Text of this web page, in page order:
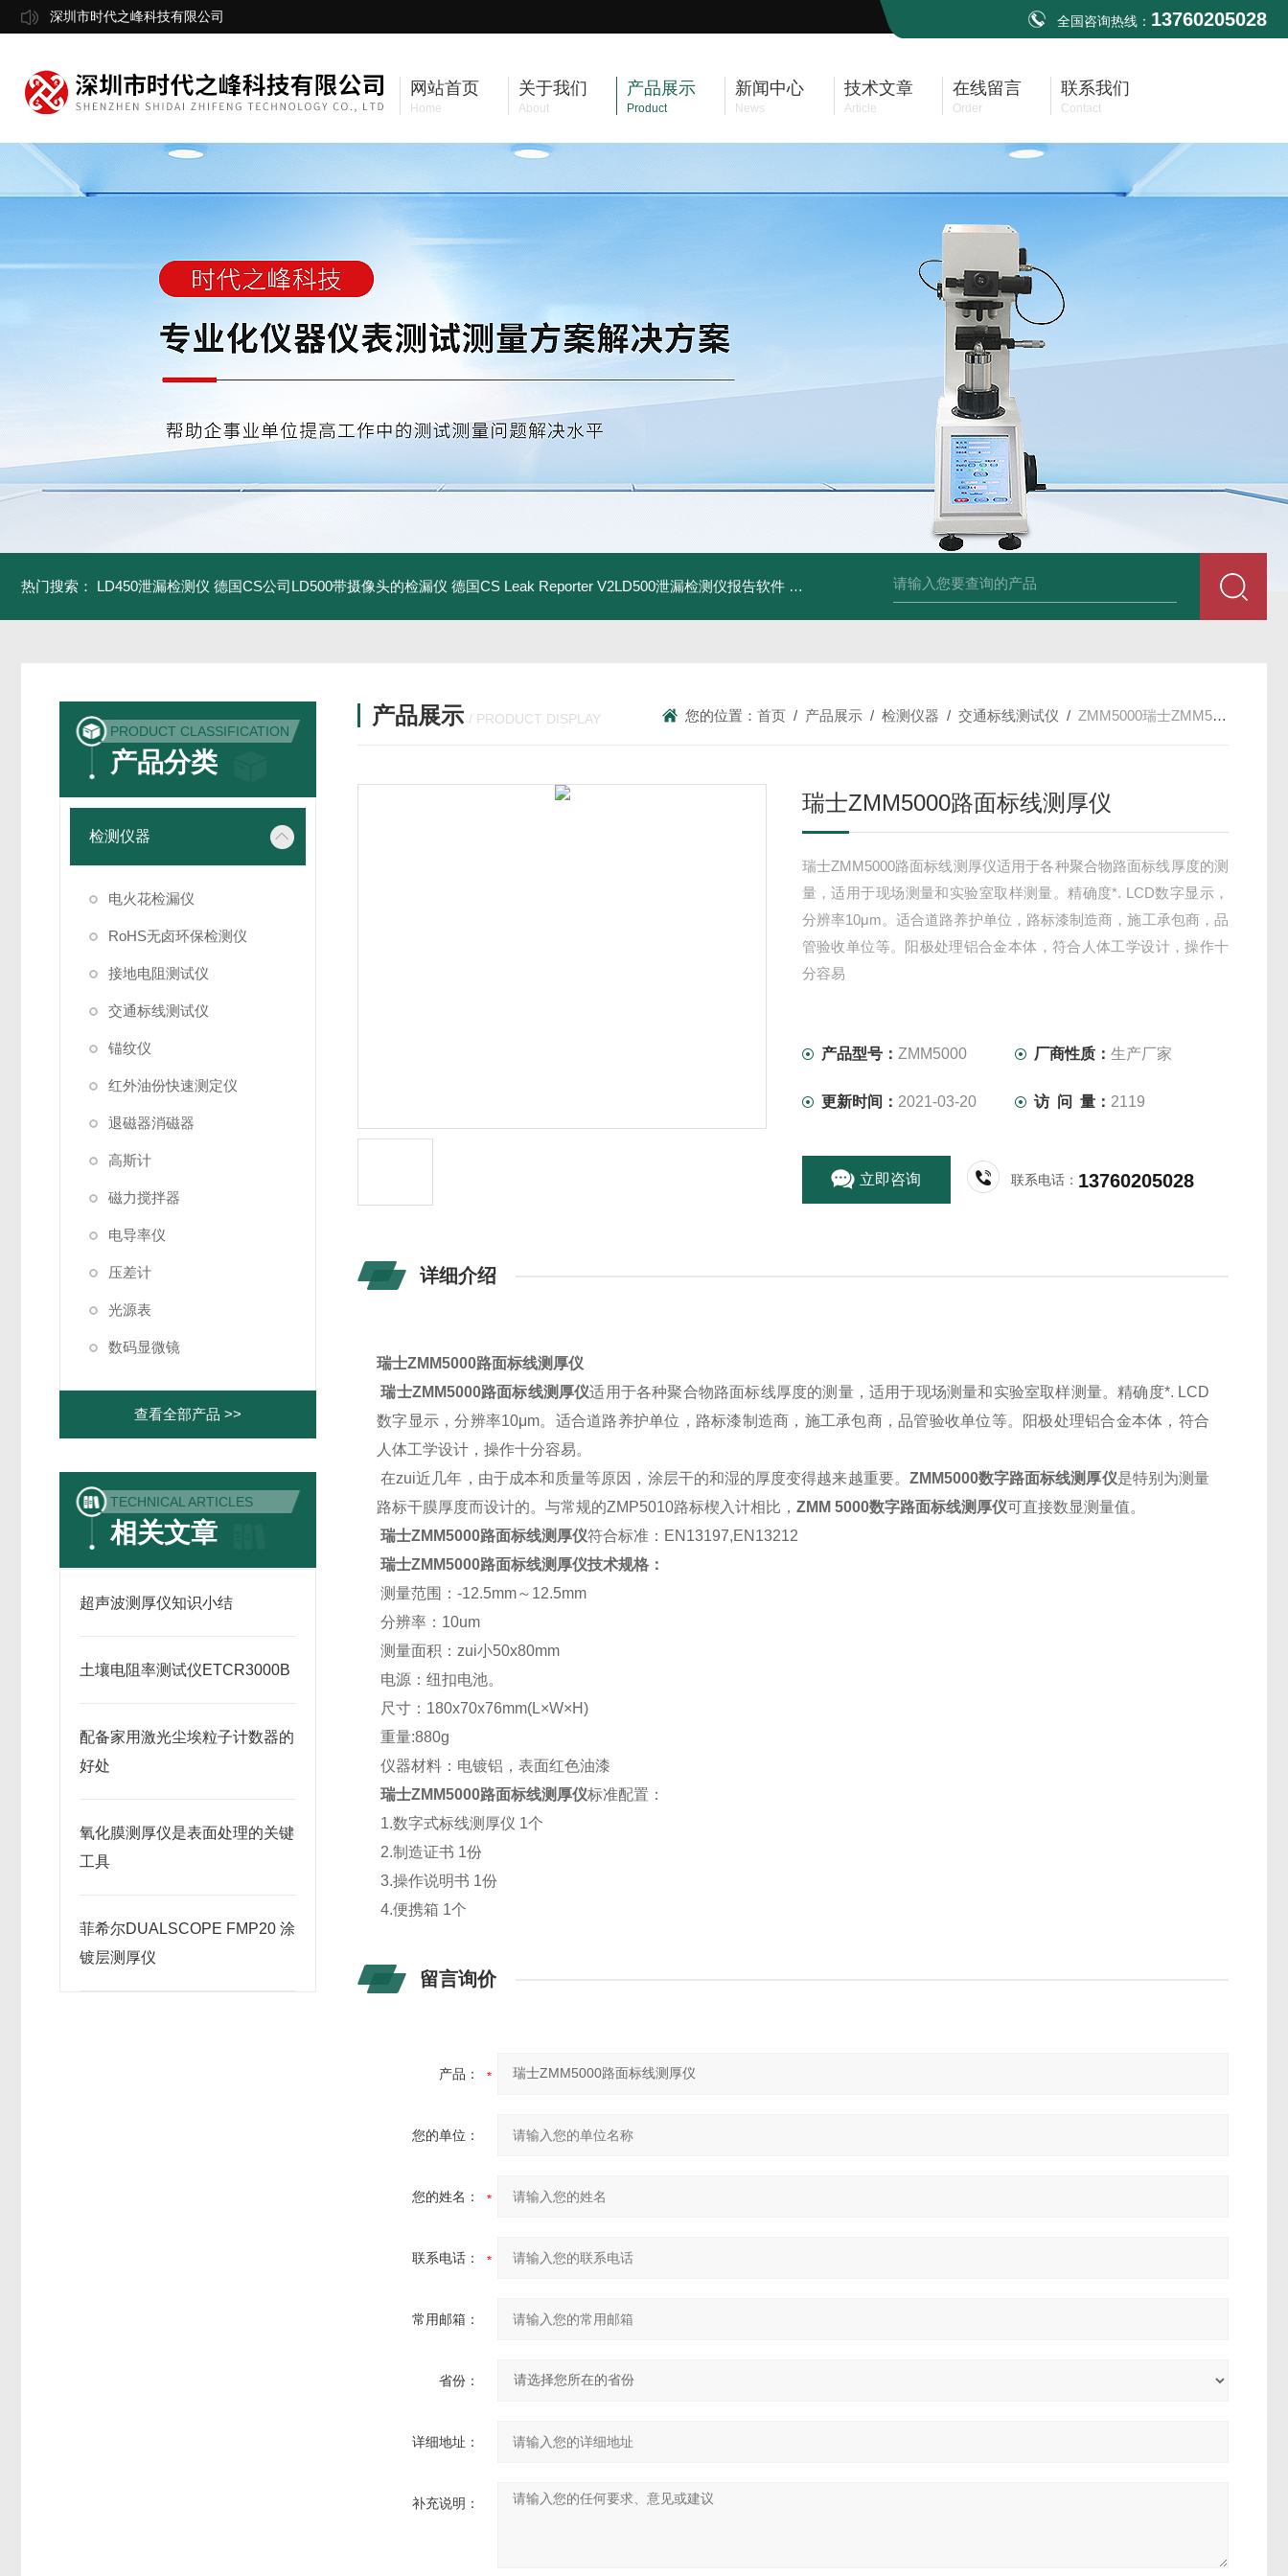
深圳市时代之峰科技有限公司 全国咨询热线： 13760205028
网站首页
Home
关于我们
About
产品展示
Product
新闻中心
News
技术文章
Article
在线留言
Order
联系我们
Contact
热门搜索： LD450泄漏检测仪 德国CS公司LD500带摄像头的检漏仪 德国CS Leak Reporter V2LD500泄漏检测仪报告软件 UltraCam LD500德国CS公司声学泄漏摄像机检测仪 德国美翠Metrel MI2088
PRODUCT CLASSIFICATION
产品分类
检测仪器
电火花检漏仪
RoHS无卤环保检测仪
接地电阻测试仪
交通标线测试仪
锚纹仪
红外油份快速测定仪
退磁器消磁器
高斯计
磁力搅拌器
电导率仪
压差计
光源表
数码显微镜
查看全部产品 >>
TECHNICAL ARTICLES
相关文章
超声波测厚仪知识小结
土壤电阻率测试仪ETCR3000B
配备家用激光尘埃粒子计数器的
好处
氧化膜测厚仪是表面处理的关键
工具
菲希尔DUALSCOPE FMP20 涂
镀层测厚仪
产品展示 / PRODUCT DISPLAY 您的位置：首页 / 产品展示 /检测仪器 /交通标线测试仪 / ZMM5000瑞士ZMM5000路面标线测厚仪
瑞士ZMM5000路面标线测厚仪
瑞士ZMM5000路面标线测厚仪适用于各种聚合物路面标线厚度的测
量，适用于现场测量和实验室取样测量。精确度*. LCD数字显示，
分辨率10μm。适合道路养护单位，路标漆制造商，施工承包商，品
管验收单位等。阳极处理铝合金本体，符合人体工学设计，操作十
分容易
产品型号： ZMM5000 厂商性质：生产厂家
更新时间： 2021-03-20 访 问 量： 2119
立即咨询 联系电话： 13760205028
详细介绍
瑞士ZMM5000路面标线测厚仪
瑞士ZMM5000路面标线测厚仪适用于各种聚合物路面标线厚度的测量，适用于现场测量和实验室取样测量。精确度*. LCD
数字显示，分辨率10μm。适合道路养护单位，路标漆制造商，施工承包商，品管验收单位等。阳极处理铝合金本体，符合
人体工学设计，操作十分容易。
在zui近几年，由于成本和质量等原因，涂层干的和湿的厚度变得越来越重要。 ZMM5000数字路面标线测厚仪是特别为测量
路标干膜厚度而设计的。与常规的ZMP5010路标楔入计相比，ZMM 5000数字路面标线测厚仪可直接数显测量值。
瑞士ZMM5000路面标线测厚仪符合标准：EN13197,EN13212
瑞士ZMM5000路面标线测厚仪技术规格：
测量范围：-12.5mm～12.5mm
分辨率：10um
测量面积：zui小50x80mm
电源：纽扣电池。
尺寸：180x70x76mm(L×W×H)
重量:880g
仪器材料：电镀铝，表面红色油漆
瑞士ZMM5000路面标线测厚仪标准配置：
1.数字式标线测厚仪 1个
2.制造证书 1份
3.操作说明书 1份
4.便携箱 1个
留言询价
产品：
您的单位：
您的姓名：
联系电话：
常用邮箱：
省份：
详细地址：
补充说明：